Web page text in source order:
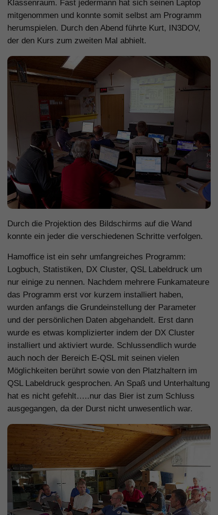
Klassenraum. Fast jedermann hat sich seinen Laptop
mitgenommen und konnte somit selbst am Programm
herumspielen. Durch den Abend führte Kurt, IN3DOV,
der den Kurs zum zweiten Mal abhielt.
Durch die Projektion des Bildschirms auf die Wand
konnte ein jeder die verschiedenen Schritte verfolgen.
Hamoffice ist ein sehr umfangreiches Programm:
Logbuch, Statistiken, DX Cluster, QSL Labeldruck um
nur einige zu nennen. Nachdem mehrere Funkamateure
das Programm erst vor kurzem installiert haben,
wurden anfangs die Grundeinstellung der Parameter
und der persönlichen Daten abgehandelt. Erst dann
wurde es etwas komplizierter indem der DX Cluster
installiert und aktiviert wurde. Schlussendlich wurde
auch noch der Bereich E-QSL mit seinen vielen
Möglichkeiten berührt sowie von den Platzhaltern im
QSL Labeldruck gesprochen. An Spaß und Unterhaltung
hat es nicht gefehlt…..nur das Bier ist zum Schluss
ausgegangen, da der Durst nicht unwesentlich war.